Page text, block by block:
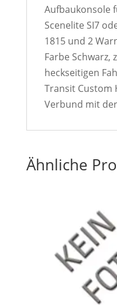
Aufbaukonsole
Scenelite SI7
1815 und 2
Farbe Schwarz,
heckseitigen
Transit Custom
Verbund mit
Ähnliche